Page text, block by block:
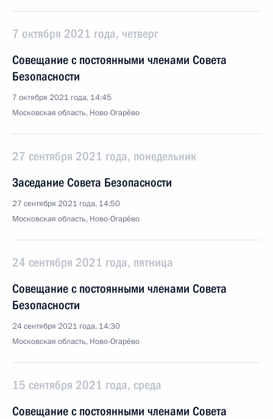
7 октября 2021 года, четверг
Совещание с постоянными членами Совета
Безопасности
7 октября 2021 года, 14:45
Московская область, Ново-Огарёво
27 сентября 2021 года, понедельник
Заседание Совета Безопасности
27 сентября 2021 года, 14:50
Московская область, Ново-Огарёво
24 сентября 2021 года, пятница
Совещание с постоянными членами Совета
Безопасности
24 сентября 2021 года, 14:30
Московская область, Ново-Огарёво
15 сентября 2021 года, среда
Совещание с постоянными членами Совета